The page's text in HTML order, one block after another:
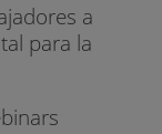
a
para la